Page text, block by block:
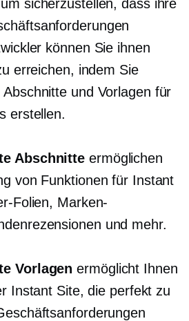
sicherzustellen, dass ihre
können Sie ihnen
erreichen, indem Sie
und Vorlagen für
erstellen.
Abschnitte ermöglichen
von Funktionen für Instant
Folien, Marken-
und mehr.
Vorlagen ermöglicht Ihnen
Instant Site, die perfekt zu